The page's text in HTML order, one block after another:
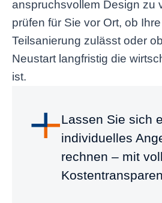
anspruchsvollem Design zu
prüfen für Sie vor Ort, ob
Teilsanierung zulässt oder
Neustart langfristig die
ist.
Lassen Sie sich
individuelles
rechnen – mit